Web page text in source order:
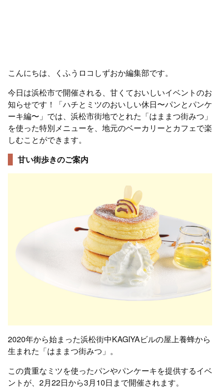
こんにちは、くふうロコしずおか編集部です。
今日は浜松市で開催される、甘くておいしいイベントのお
知らせです！「ハチとミツのおいしい休日〜パンとパンケ
ーキ編〜」では、浜松市街地でとれた「はままつ街みつ」
を使った特別メニューを、地元のベーカリーとカフェで楽
しむことができます。
甘い街歩きのご案内
2020年から始まった浜松街中KAGIYAビルの屋上養蜂から
生まれた「はままつ街みつ」。
この貴重なミツを使ったパンやパンケーキを提供するイベ
ントが、2月22日から3月10日まで開催されます。